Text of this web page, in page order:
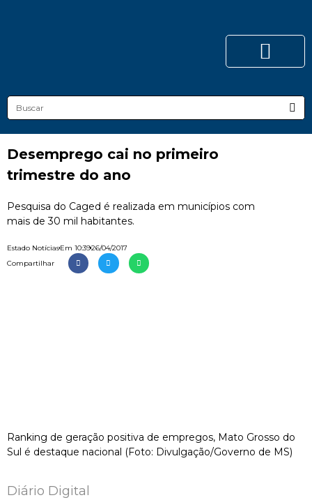
Desemprego cai no primeiro
trimestre do ano
Pesquisa do Caged é realizada em municípios com
mais de 30 mil habitantes.
Estado NotíciasEm 10:3926/04/2017
Compartilhar
Ranking de geração positiva de empregos, Mato Grosso do
Sul é destaque nacional (Foto: Divulgação/Governo de MS)
Diário Digital